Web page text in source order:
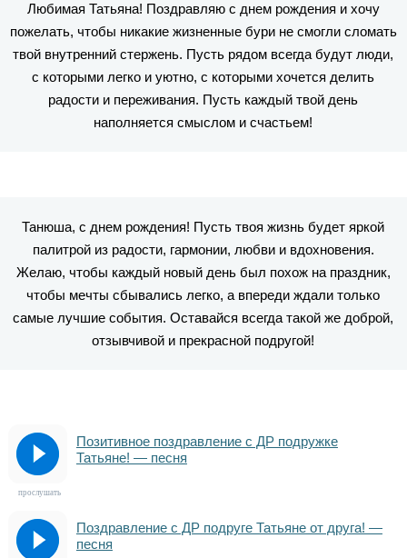
Любимая Татьяна! Поздравляю с днем рождения и хочу
пожелать, чтобы никакие жизненные бури не смогли сломать
твой внутренний стержень. Пусть рядом всегда будут люди,
с которыми легко и уютно, с которыми хочется делить
радости и переживания. Пусть каждый твой день
наполняется смыслом и счастьем!
Танюша, с днем рождения! Пусть твоя жизнь будет яркой
палитрой из радости, гармонии, любви и вдохновения.
Желаю, чтобы каждый новый день был похож на праздник,
чтобы мечты сбывались легко, а впереди ждали только
самые лучшие события. Оставайся всегда такой же доброй,
отзывчивой и прекрасной подругой!
Позитивное поздравление с ДР подружке
Татьяне! — песня
прослушать
Поздравление с ДР подруге Татьяне от друга! —
песня